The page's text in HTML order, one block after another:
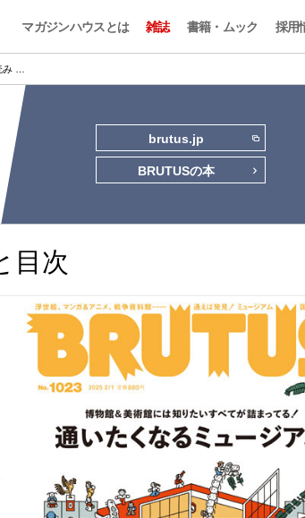
マガジンハウスとは 雑誌 書籍・ムック 採用
み …
brutus.jp
BRUTUSの本
目次